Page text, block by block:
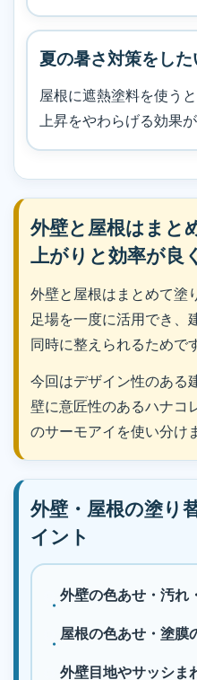
夏の暑さ対策をした
屋根に遮熱塗料を使う
上昇をやわらげる効果
外壁と屋根はまと
上がりと効率が良
外壁と屋根はまとめて塗
足場を一度に活用でき、
同時に整えられるためで
今回はデザイン性のある
壁に意匠性のあるハナコ
のサーモアイを使い分け
外壁・屋根の塗り
イント
外壁の色あせ・汚れ
屋根の色あせ・塗膜
外壁目地やサッシま